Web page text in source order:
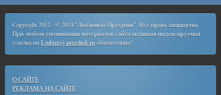
Copyright 2012 - © 2024 "Любимый Праздник". Все права защищены.
При любом упоминании материалов сайта активная индексируемая
ссылка наLjubimyj-prazdnik.ru обязательна!
О САЙТЕ
РЕКЛАМА НА САЙТЕ